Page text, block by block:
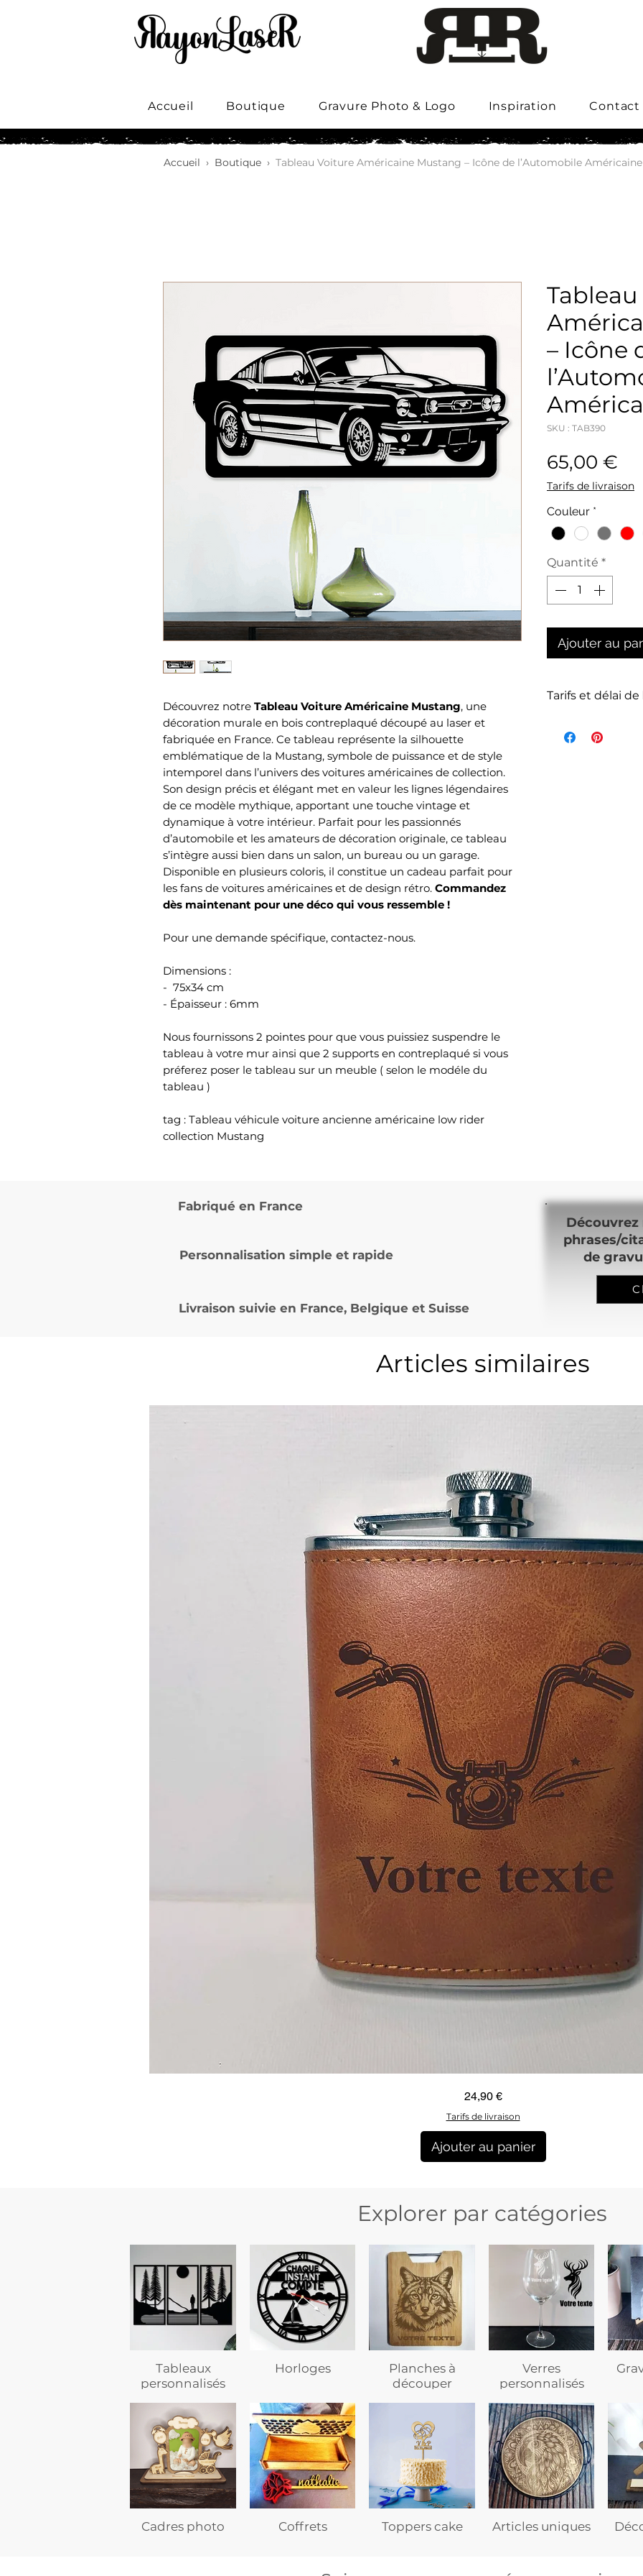
Accueil Boutique Gravure Photo & Logo Inspiration Contact
Accueil › Boutique › Tableau Voiture Américaine Mustang – Icône de l’Automobile Américaine
Découvrez notre Tableau Voiture Américaine Mustang, une
décoration murale en bois contreplaqué découpé au laser et
fabriquée en France. Ce tableau représente la silhouette
emblématique de la Mustang, symbole de puissance et de style
intemporel dans l’univers des voitures américaines de collection.
Son design précis et élégant met en valeur les lignes légendaires
de ce modèle mythique, apportant une touche vintage et
dynamique à votre intérieur. Parfait pour les passionnés
d’automobile et les amateurs de décoration originale, ce tableau
s’intègre aussi bien dans un salon, un bureau ou un garage.
Disponible en plusieurs coloris, il constitue un cadeau parfait pour
les fans de voitures américaines et de design rétro. Commandez
dès maintenant pour une déco qui vous ressemble !
Pour une demande spécifique, contactez-nous.
Dimensions :
- 75x34 cm
- Épaisseur : 6mm
Nous fournissons 2 pointes pour que vous puissiez suspendre le
tableau à votre mur ainsi que 2 supports en contreplaqué si vous
préferez poser le tableau sur un meuble ( selon le modéle du
tableau )
tag : Tableau véhicule voiture ancienne américaine low rider
collection Mustang
– Icône
SKU : TAB390
65,00 €
Tarifs de livraison
Couleur *
Quantité *
Ajouter au
Tarifs et délai de
de l'article et
Fabriqué en France
Personnalisation simple et rapide
Livraison suivie en France, Belgique et Suisse
phrases/
de
Articles similaires
Aperçu rapide
Prix
24,90 €
Tarifs de livraison
Ajouter au panier
Explorer par catégories
Tableaux
personnalisés
Horloges
Planches à
découper
Verres
personnalisés
Cadres photo Coffrets Toppers cake Articles uniques